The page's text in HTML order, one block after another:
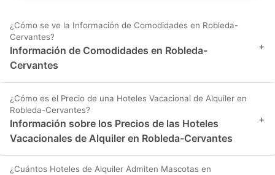
¿Cómo se ve la Información de Comodidades en Robleda-
Cervantes?
Información de Comodidades en Robleda-
Cervantes
+
¿Cómo es el Precio de una Hoteles Vacacional de Alquiler en
Robleda-Cervantes?
Información sobre los Precios de las Hoteles
Vacacionales de Alquiler en Robleda-Cervantes
+
¿Cuántos Hoteles de Alquiler Admiten Mascotas en